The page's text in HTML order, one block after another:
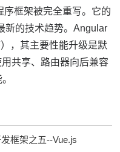
框架被完全重写。 它的
新的技术趋势。Angular
，其主要性能升级是默
共享、路由器向后兼容
框架之五--Vue.js